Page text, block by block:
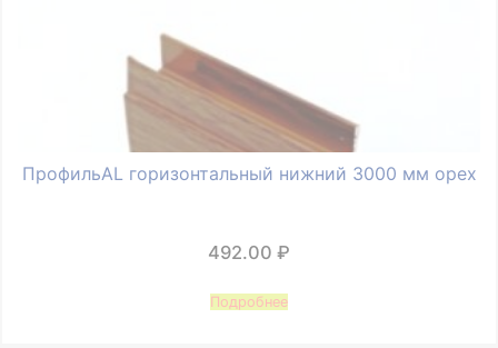
ПрофильAL горизонтальный нижний 3000 мм орех
492.00 ₽
Подробнее